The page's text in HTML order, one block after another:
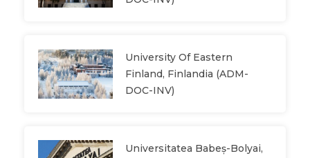
University Of Eastern
Finland, Finlandia (ADM-
DOC-INV)
Universitatea Babeș-Bolyai,